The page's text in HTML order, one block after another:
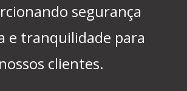
segurança
e tranquilidade para
nossos clientes.